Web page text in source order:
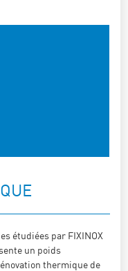
étudiées par FIXINOX
un poids
thermique de